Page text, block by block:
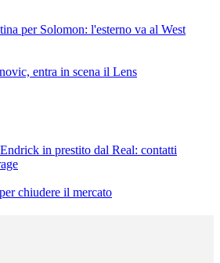
per Solomon: l'esterno va al West
entra in scena il Lens
in prestito dal Real: contatti
chiudere il mercato